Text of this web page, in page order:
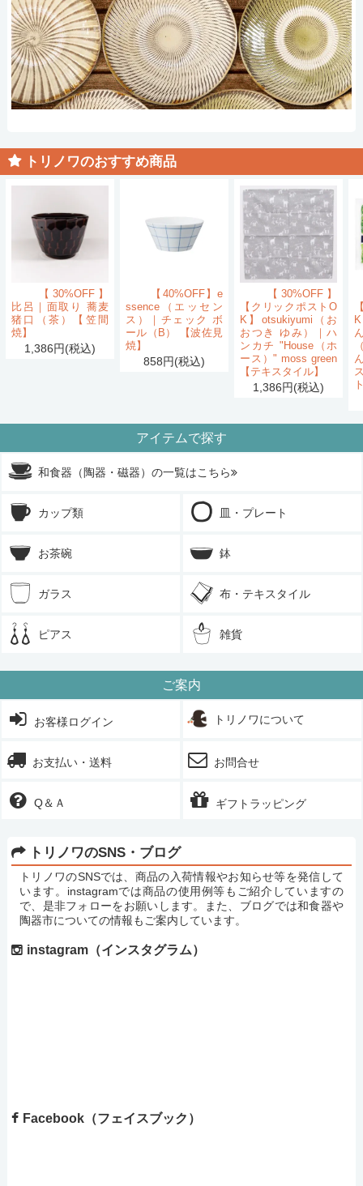
トリノワのおすすめ商品
【30%OFF】
比呂｜面取り 蕎麦
猪口（茶）【笠間
焼】
1,386円(税込)
【40%OFF】e
ssence（エッセン
ス）｜チェック ボ
ール（B） 【波佐見
焼】
858円(税込)
【30%OFF】
【クリックポストO
K】otsukiyumi（お
おつき ゆみ）｜ハ
ンカチ "House（ホ
ース）" moss green
【テキスタイル】
1,386円(税込)
アイテムで探す
和食器（陶器・磁器）の一覧はこちら
カップ類 皿・プレート
お茶碗 鉢
ガラス 布・テキスタイル
ピアス 雑貨
ご案内
お客様ログイン トリノワについて
お支払い・送料 お問合せ
Q＆Ａ ギフトラッピング
トリノワのSNS・ブログ
トリノワのSNSでは、商品の入荷情報やお知らせ等を発信して
います。instagramでは商品の使用例等もご紹介していますの
で、是非フォローをお願いします。また、ブログでは和食器や
陶器市についての情報もご案内しています。
instagram（インスタグラム）
Facebook（フェイスブック）